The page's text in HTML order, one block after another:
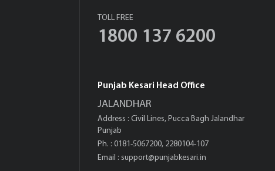
TOLL FREE
1800 137 6200
Punjab Kesari Head Office
JALANDHAR
Address : Civil Lines, Pucca Bagh Jalandhar
Punjab
Ph. : 0181-5067200, 2280104-107
Email : support@punjabkesari.in